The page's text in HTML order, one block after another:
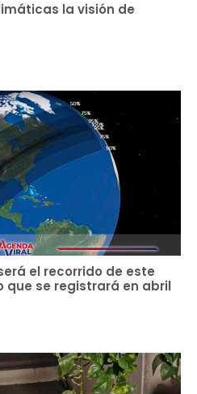
la visión de
el recorrido de este
que se registrará en abril